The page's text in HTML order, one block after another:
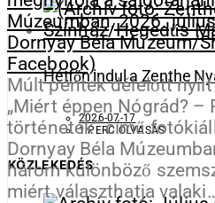
Hétfőn indul a Zenthe
2026-07-17
1 PERC OLVASÁS
KÖZLEKEDÉS
Múlt péntek délelőtt
„Miért éppen Nógrád? –
történetek” című
Dornyay Béla
három különböző
miért választhatja